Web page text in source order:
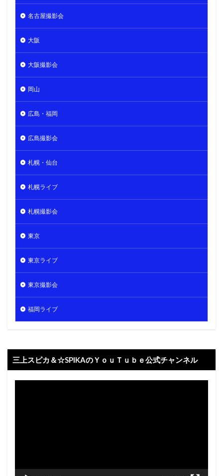
名古屋撮影会
大阪
大阪撮影会
岡山
広島・福岡
広島撮影会
札幌・仙台
札幌ライブ
札幌撮影会
東京
東京ライブ
東京撮影会
福岡ライブ
三上スピカ＆☆SPIKAのＹｏｕＴｕｂｅ公式チャンネル
動